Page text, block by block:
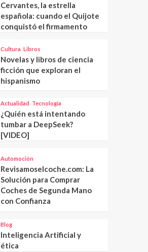
Cervantes, la estrella
española: cuando el Quijote
conquistó el firmamento
Cultura Libros
Novelas y libros de ciencia
ficción que exploran el
hispanismo
Actualidad Tecnología
¿Quién está intentando
tumbar a DeepSeek?
[VIDEO]
Automoción
Revisamoselcoche.com: La
Solución para Comprar
Coches de Segunda Mano
con Confianza
Blog
Inteligencia Artificial y
ética